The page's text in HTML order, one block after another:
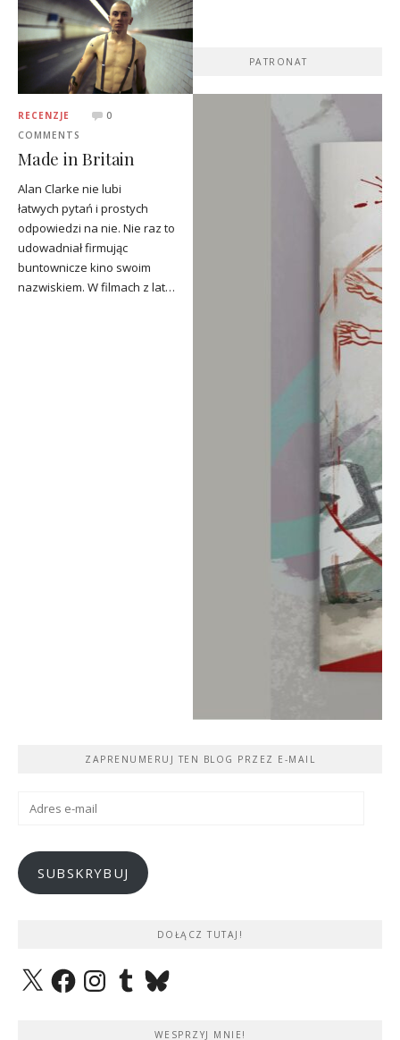
RECENZJE
0
COMMENTS
Made in Britain
Alan Clarke nie lubi
łatwych pytań i prostych
odpowiedzi na nie. Nie raz to
udowadniał firmując
buntownicze kino swoim
nazwiskiem. W filmach z lat…
PATRONAT
ZAPRENUMERUJ TEN BLOG PRZEZ E-MAIL
Adres
SUBSKRYBUJ
DOŁĄCZ TUTAJ!
X FacebookInstagramTumblrBluesky
WESPRZYJ MNIE!